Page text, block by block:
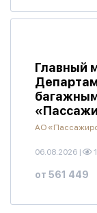
Главный
АО
06.08.2026 |
от 561 449